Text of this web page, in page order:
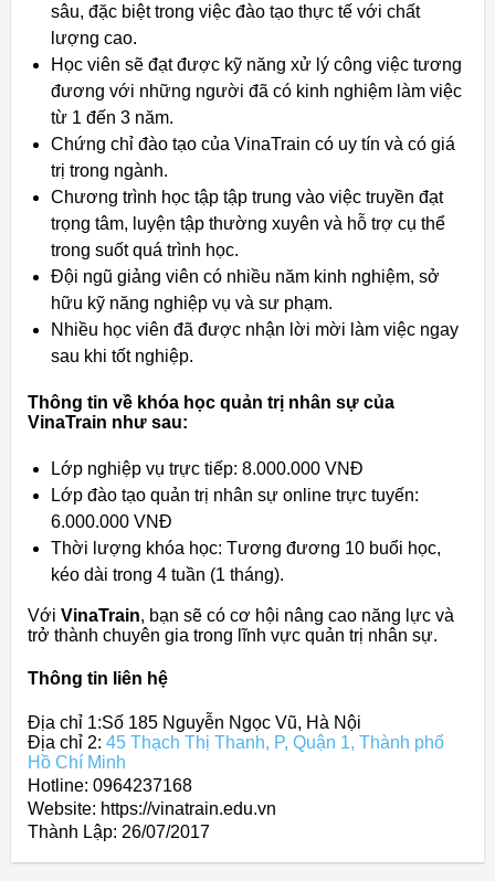
sâu, đặc biệt trong việc đào tạo thực tế với chất
lượng cao.
Học viên sẽ đạt được kỹ năng xử lý công việc tương
đương với những người đã có kinh nghiệm làm việc
từ 1 đến 3 năm.
Chứng chỉ đào tạo của VinaTrain có uy tín và có giá
trị trong ngành.
Chương trình học tập tập trung vào việc truyền đạt
trọng tâm, luyện tập thường xuyên và hỗ trợ cụ thể
trong suốt quá trình học.
Đội ngũ giảng viên có nhiều năm kinh nghiệm, sở
hữu kỹ năng nghiệp vụ và sư phạm.
Nhiều học viên đã được nhận lời mời làm việc ngay
sau khi tốt nghiệp.
Thông tin về khóa học quản trị nhân sự của
VinaTrain như sau:
Lớp nghiệp vụ trực tiếp: 8.000.000 VNĐ
Lớp đào tạo quản trị nhân sự online trực tuyến:
6.000.000 VNĐ
Thời lượng khóa học: Tương đương 10 buổi học,
kéo dài trong 4 tuần (1 tháng).
Với VinaTrain, bạn sẽ có cơ hội nâng cao năng lực và
trở thành chuyên gia trong lĩnh vực quản trị nhân sự.
Thông tin liên hệ
Địa chỉ 1:Số 185 Nguyễn Ngọc Vũ, Hà Nội
Địa chỉ 2: 45 Thạch Thị Thanh, P, Quận 1, Thành phố
Hồ Chí Minh
Hotline: 0964237168
Website: https://vinatrain.edu.vn
Thành Lập: 26/07/2017